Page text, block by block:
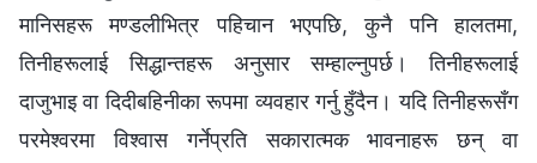
मानिसहरू मण्डलीभित्र पहिचान भएपछि, कुनै पनि हालतमा,
तिनीहरूलाई सिद्धान्तहरू अनुसार सम्हाल्नुपर्छ। तिनीहरूलाई
दाजुभाइ वा दिदीबहिनीका रूपमा व्यवहार गर्नु हुँदैन। यदि तिनीहरूसँग
परमेश्‍वरमा विश्‍वास गर्नेप्रति सकारात्मक भावनाहरू छन् वा